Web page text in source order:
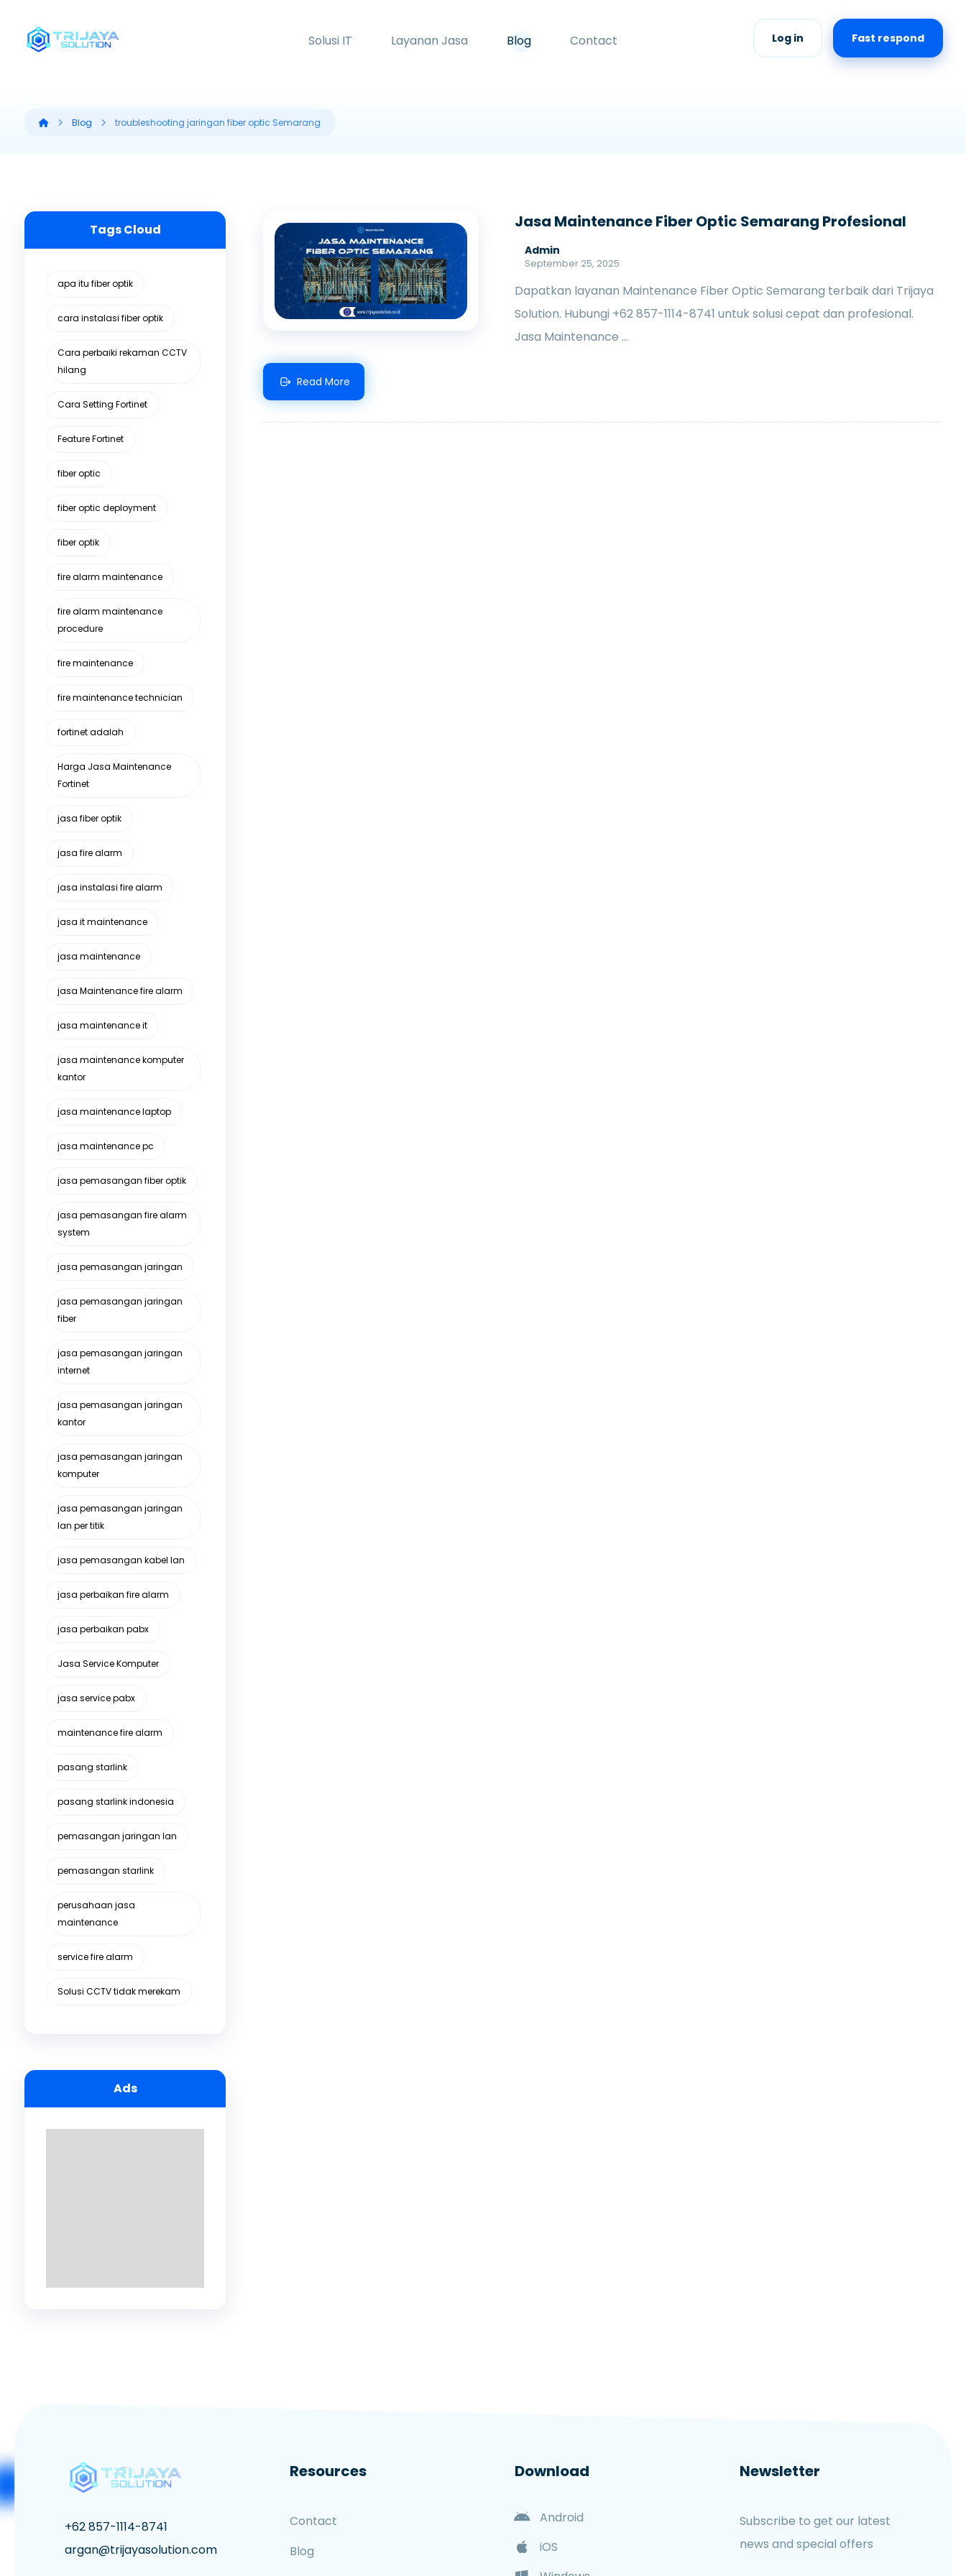
Solusi IT Layanan Jasa Blog Contact Fast respond
Log in
Blog troubleshooting jaringan fiber optic Semarang
Jasa Maintenance Fiber Optic Semarang Profesional
Admin
September 25, 2025
Dapatkan layanan Maintenance Fiber Optic Semarang terbaik dari Trijaya
Solution. Hubungi +62 857-1114-8741 untuk solusi cepat dan profesional.
Jasa Maintenance ...
Read More
Tags Cloud
apa itu fiber optik
cara instalasi fiber optik
Cara perbaiki rekaman CCTV
hilang
Cara Setting Fortinet
Feature Fortinet
fiber optic
fiber optic deployment
fiber optik
fire alarm maintenance
fire alarm maintenance
procedure
fire maintenance
fire maintenance technician
fortinet adalah
Harga Jasa Maintenance
Fortinet
jasa fiber optik
jasa fire alarm
jasa instalasi fire alarm
jasa it maintenance
jasa maintenance
jasa Maintenance fire alarm
jasa maintenance it
jasa maintenance komputer
kantor
jasa maintenance laptop
jasa maintenance pc
jasa pemasangan fiber optik
jasa pemasangan fire alarm
system
jasa pemasangan jaringan
jasa pemasangan jaringan
fiber
jasa pemasangan jaringan
internet
jasa pemasangan jaringan
kantor
jasa pemasangan jaringan
komputer
jasa pemasangan jaringan
lan per titik
jasa pemasangan kabel lan
jasa perbaikan fire alarm
jasa perbaikan pabx
Jasa Service Komputer
jasa service pabx
maintenance fire alarm
pasang starlink
pasang starlink indonesia
pemasangan jaringan lan
pemasangan starlink
perusahaan jasa
maintenance
service fire alarm
Solusi CCTV tidak merekam
Ads
+62 857-1114-8741
argan@trijayasolution.com
Resources
Contact
Blog
Download
Android
iOS
Newsletter
Subscribe to get our latest
news and special offers